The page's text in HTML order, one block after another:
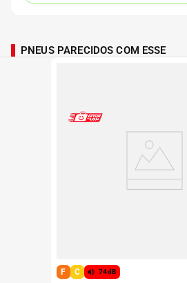
PNEUS PARECIDOS COM ESSE
F C 74dB